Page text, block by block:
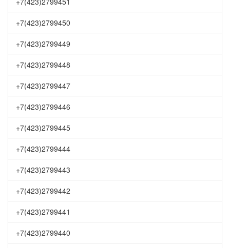
+7(423)2799450
+7(423)2799449
+7(423)2799448
+7(423)2799447
+7(423)2799446
+7(423)2799445
+7(423)2799444
+7(423)2799443
+7(423)2799442
+7(423)2799441
+7(423)2799440